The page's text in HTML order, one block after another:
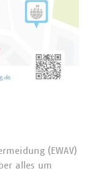
(EWAV)
alles um